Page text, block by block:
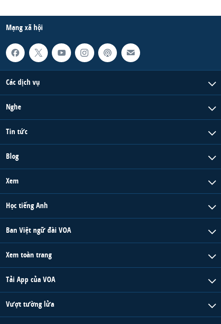
Mạng xã hội
Các dịch vụ
Nghe
Tin tức
Blog
Xem
Học tiếng Anh
Ban Việt ngữ đài VOA
Xem toàn trang
Tải App của VOA
Vượt tường lửa